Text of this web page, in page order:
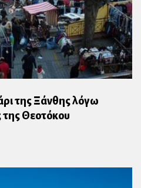
της Ξάνθης λόγω
της Θεοτόκου